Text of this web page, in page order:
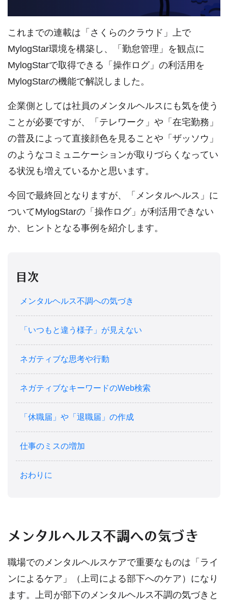
これまでの連載は「さくらのクラウド」上で
MylogStar環境を構築し、「勤怠管理」を観点に
MylogStarで取得できる「操作ログ」の利活用を
MylogStarの機能で解説しました。
企業側としては社員のメンタルヘルスにも気を使う
ことが必要ですが、「テレワーク」や「在宅勤務」
の普及によって直接顔色を見ることや「ザッソウ」
のようなコミュニケーションが取りづらくなってい
る状況も増えているかと思います。
今回で最終回となりますが、「メンタルヘルス」に
ついてMylogStarの「操作ログ」が利活用できない
か、ヒントとなる事例を紹介します。
目次
メンタルヘルス不調への気づき
「いつもと違う様子」が見えない
ネガティブな思考や行動
ネガティブなキーワードのWeb検索
「休職届」や「退職届」の作成
仕事のミスの増加
おわりに
メンタルヘルス不調への気づき
職場でのメンタルヘルスケアで重要なものは「ライ
ンによるケア」（上司による部下へのケア）になり
ます。上司が部下のメンタルヘルス不調の気づきと